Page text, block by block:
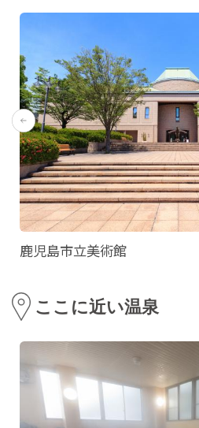
鹿児島市立美術館
ここに近い温泉